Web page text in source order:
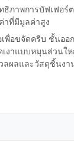
ภาพการบัฟเฟอ
าที่มีมูลค่าสูง
พื่อขจัดครีบ ชั้นอ
งาแบบหมุนส่วนใ
ลผลและวัสดุชิ้นงา